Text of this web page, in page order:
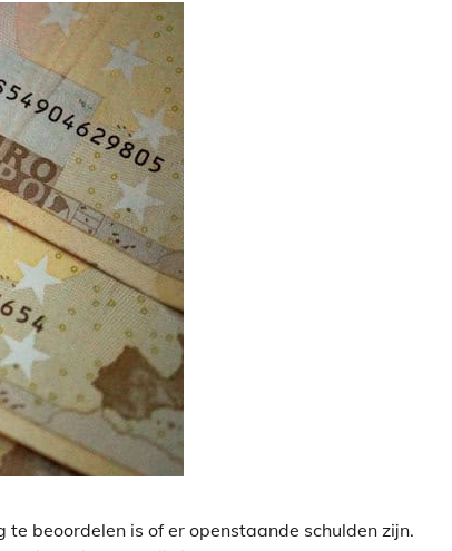
beoordelen is of er openstaande schulden zijn.